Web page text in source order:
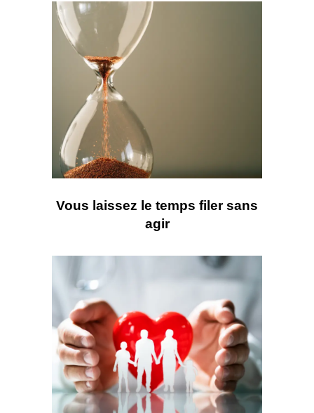
Vous êtes trop sédentaire
Vous laissez le temps filer sans